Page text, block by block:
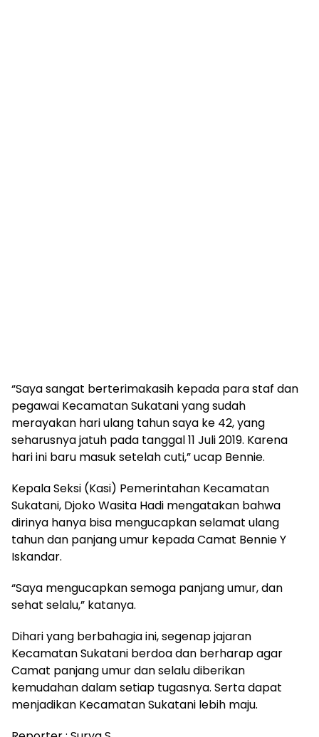
“Saya sangat berterimakasih kepada para staf dan
pegawai Kecamatan Sukatani yang sudah
merayakan hari ulang tahun saya ke 42, yang
seharusnya jatuh pada tanggal 11 Juli 2019. Karena
hari ini baru masuk setelah cuti,” ucap Bennie.
Kepala Seksi (Kasi) Pemerintahan Kecamatan
Sukatani, Djoko Wasita Hadi mengatakan bahwa
dirinya hanya bisa mengucapkan selamat ulang
tahun dan panjang umur kepada Camat Bennie Y
Iskandar.
“Saya mengucapkan semoga panjang umur, dan
sehat selalu,” katanya.
Dihari yang berbahagia ini, segenap jajaran
Kecamatan Sukatani berdoa dan berharap agar
Camat panjang umur dan selalu diberikan
kemudahan dalam setiap tugasnya. Serta dapat
menjadikan Kecamatan Sukatani lebih maju.